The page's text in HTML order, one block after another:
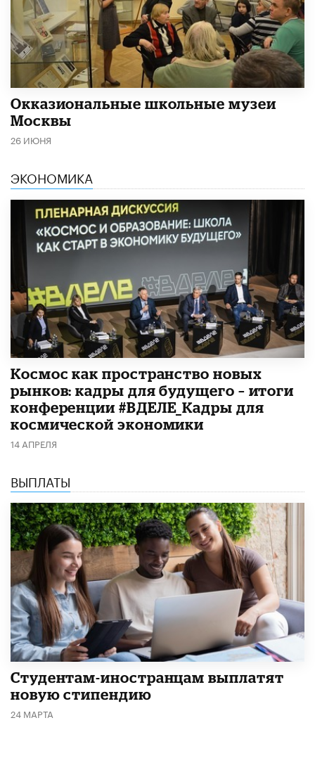
​Окказиональные школьные музеи
Москвы
26 ИЮНЯ
ЭКОНОМИКА
Космос как пространство новых
рынков: кадры для будущего – итоги
конференции #ВДЕЛЕ_Кадры для
космической экономики
14 АПРЕЛЯ
ВЫПЛАТЫ
Студентам-иностранцам выплатят
новую стипендию
24 МАРТА